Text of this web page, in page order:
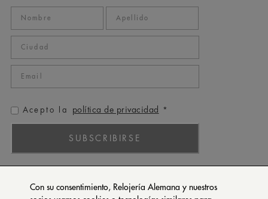
Con su consentimiento, Relojería Alemana y nuestros
Acepto la política de privacidad *
SUBSCRIBIRSE
PATEK PHILIPPE